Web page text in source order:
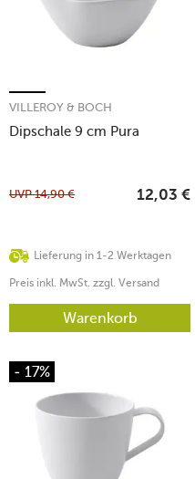
Dipschale 9 cm Pura
VILLEROY & BOCH
Lieferung in 1-2 Werktagen
UVP14,90 € 12,03 €
Preis inkl. MwSt. zzgl. Versand
Warenkorb
- 17%